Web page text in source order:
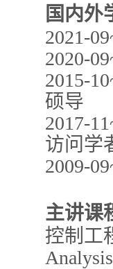
国内外
2021-
2020-
2015-
硕导
2017-
访问学
2009-
主讲课
控制工